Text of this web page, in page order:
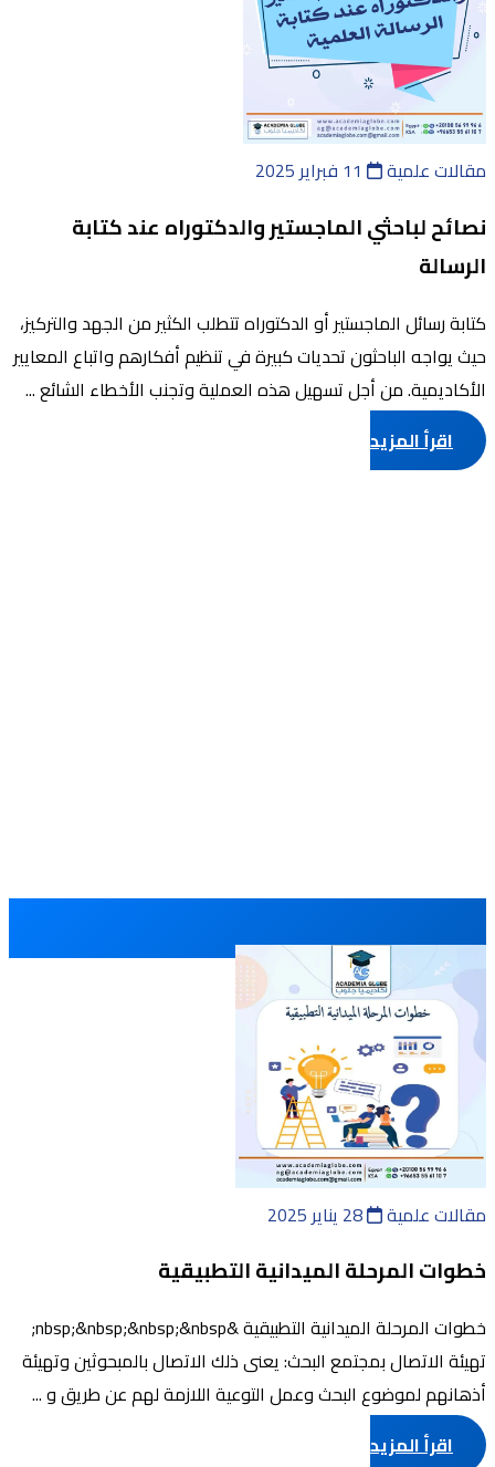
مقالات علمية
نصائح لباحثي الماجستير والدكتوراه عند كتابة
الرسالة
كتابة رسائل الماجستير أو الدكتوراه تتطلب الكثير من الجهد والتركيز،
حيث يواجه الباحثون تحديات كبيرة في تنظيم أفكارهم واتباع المعايير
الأكاديمية. من أجل تسهيل هذه العملية وتجنب الأخطاء الشائع ...
اقرأ المزيد
مقالات علمية
خطوات المرحلة الميدانية التطبيقية
خطوات المرحلة الميدانية التطبيقية &nbsp;&nbsp;&nbsp;&nbsp;
تهيئة الاتصال بمجتمع البحث: يعنى ذلك الاتصال بالمبحوثين وتهيئة
أذهانهم لموضوع البحث وعمل التوعية اللازمة لهم عن طريق و ...
اقرأ المزيد